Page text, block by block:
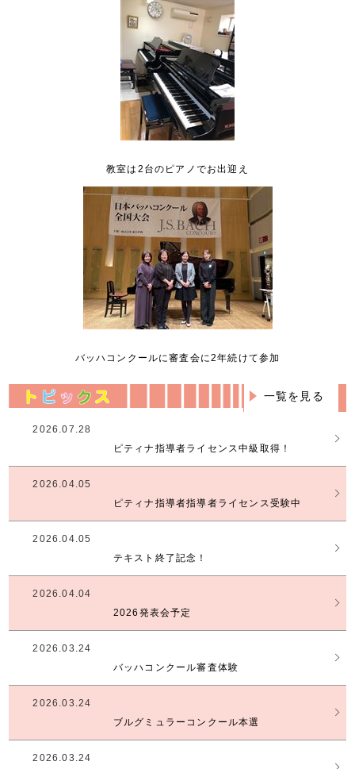
教室は2台のピアノでお出迎え
バッハコンクールに審査会に2年続けて参加
一覧を見る
2026.07.28
ピティナ指導者ライセンス中級取得！
2026.04.05
ピティナ指導者指導者ライセンス受験中
2026.04.05
テキスト終了記念！
2026.04.04
2026発表会予定
2026.03.24
バッハコンクール審査体験
2026.03.24
ブルグミュラーコンクール本選
2026.03.24